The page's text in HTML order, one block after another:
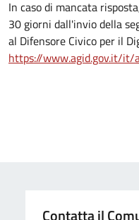
In caso di mancata
30 giorni dall'invio della
al Difensore Civico per il
https://www.agid.gov.it/
Contatta il